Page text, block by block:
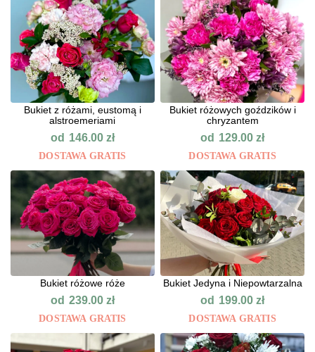
Bukiet z różami, eustomą i
alstroemeriami
od 146.00 zł
DOSTAWA GRATIS
Bukiet różowych goździków i
chryzantem
od 129.00zł
DOSTAWA GRATIS
Bukiet różowe róże
od 239.00 zł
DOSTAWA GRATIS
Bukiet Jedyna i Niepowtarzalna
od 199.00zł
DOSTAWA GRATIS